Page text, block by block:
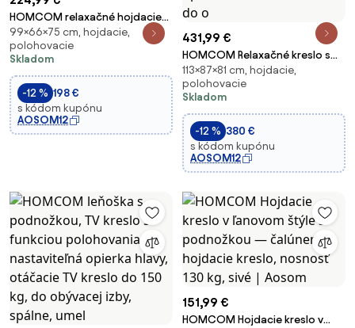
HOMCOM relaxačné hojdacie
kreslo s podnožkou, vysoké
operadlo, látka v vzhľade ľanu,
kovový podstavec — sivé |
Aosom
99×66×75 cm, hojdacie,
polohovacie
Skladom
-12 % 198 €
s kódom kupónu
AOSOM12
431,99 €
HOMCOM Relaxačné kreslo s
podnožkou, otočné TV kreslo s
funkciou polohovania,
hojdačkové kreslo s
dvojvrstvovým vysokým
operadlom, vzhľad zamatu, do
o
113×87×81 cm, hojdacie,
polohovacie
Skladom
-12 % 380 €
s kódom kupónu
AOSOM12
151,99 €
HOMCOM Hojdacie kreslo v